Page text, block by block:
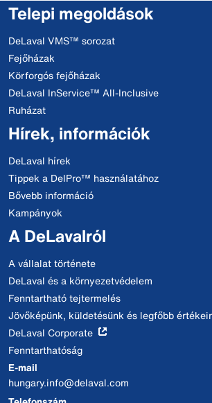
Telepi megoldások
DeLaval VMS™ sorozat
Fejőházak
Körforgós fejőházak
DeLaval InService™ All-Inclusive
Ruházat
Hírek, információk
DeLaval hírek
Tippek a DelPro™ használatához
Bővebb információ
Kampányok
A DeLavalról
A vállalat története
DeLaval és a környezetvédelem
Fenntartható tejtermelés
Jövőképünk, küldetésünk és legfőbb
DeLaval Corporate
Fenntarthatóság
E-mail
hungary.info@delaval.com